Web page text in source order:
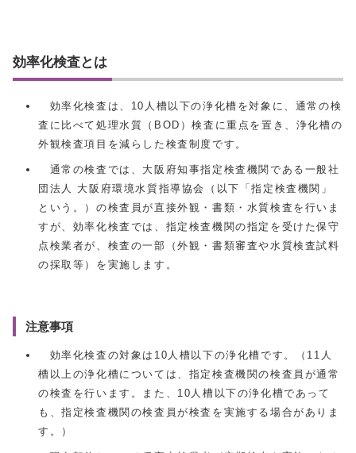
効率化検査とは
効率化検査は、10人槽以下の浄化槽を対象に、通常の検
査に比べて処理水質（BOD）検査に重点を置き、浄化槽の
外観検査項目を減らした検査制度です。
通常の検査では、大阪府知事指定検査機関である一般社
団法人 大阪府環境水質指導協会（以下「指定検査機関」
という。）の検査員が直接外観・書類・水質検査を行いま
すが、効率化検査では、指定検査機関の指定を受けた保守
点検業者が、検査の一部（外観・書類審査や水質検査試料
の採取等）を実施します。
注意事項
効率化検査の対象は10人槽以下の浄化槽です。（11人
槽以上の浄化槽については、指定検査機関の検査員が通常
の検査を行います。また、10人槽以下の浄化槽であって
も、指定検査機関の検査員が検査を実施する場合がありま
す。）